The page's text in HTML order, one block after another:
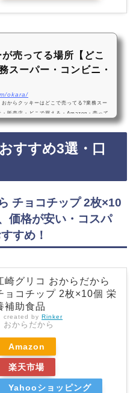
売ってる場所【どこ
スーパー・コンビニ・
okara/
からクッキーはどこで売ってる?業務スー
販売店・どこで買える・Amazon・売って
、ドラッグストア、ドンキホーテなどに売
で、Amazonでも人気のおからクッキーが
め3選・口コミでも人気ベイク・ド・ナチ
ルテンフリー Triple Free (個包装)サク…
すすめ3選・口
チョコチップ 2枚×10
価格が安い・コスパ
すめ！
崎グリコ おからだから
ョコチップ 2枚×10個 栄
補助食品
created by Rinker
おからだから
Amazon
楽天市場
Yahooショッピング